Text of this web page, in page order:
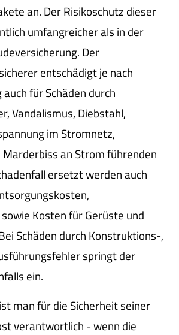
an. Der Risikoschutz dieser
umfangreicher als in der
Der
entschädigt je nach
für Schäden durch
Vandalismus, Diebstahl,
im Stromnetz,
Marderbiss an Strom führenden
ersetzt werden auch
Kosten für Gerüste und
Schäden durch Konstruktions-,
springt der
ein.
man für die Sicherheit seiner
verantwortlich - wenn die